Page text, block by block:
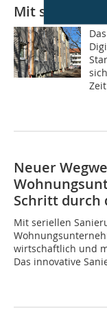
Mit serieller
Neuer
Schritt durch
Mit seriellen
wirtschaftlich und
Das innovative